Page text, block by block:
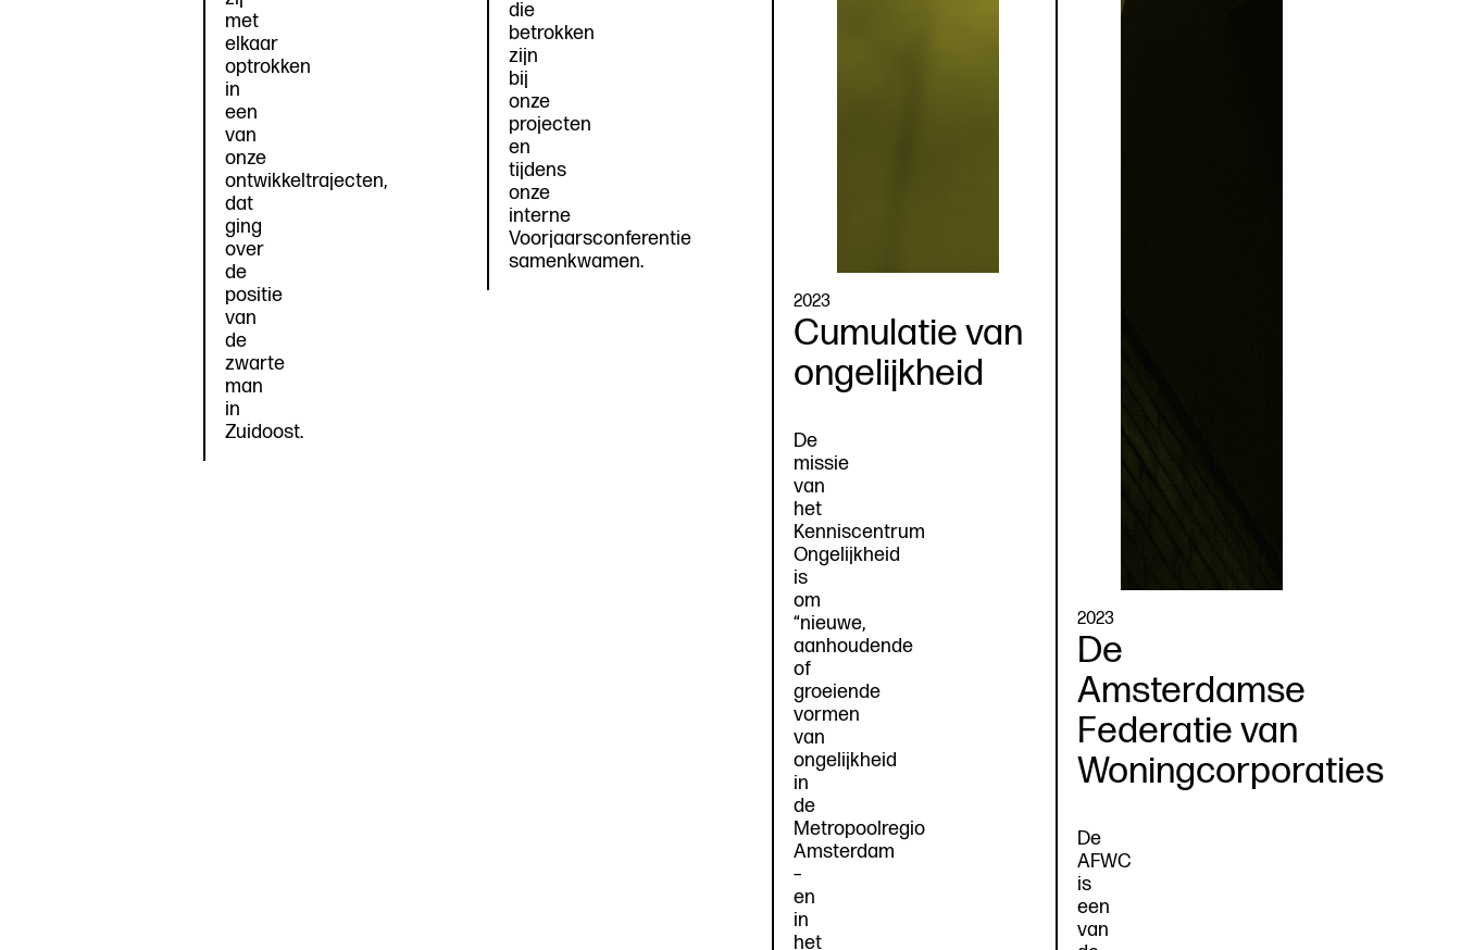
met
elkaar
optrokken
in
een
van
onze
ontwikkeltrajecten,
dat
ging
over
de
positie
van
de
zwarte
man
in
Zuidoost.
die
betrokken
zijn
bij
onze
projecten
en
tijdens
onze
interne
Voorjaarsconferentie
samenkwamen.
2023
Cumulatie van
ongelijkheid
De
missie
van
het
Kenniscentrum
Ongelijkheid
is
om
“nieuwe,
aanhoudende
of
groeiende
vormen
van
ongelijkheid
in
de
Metropoolregio
Amsterdam
–
en
in
het
2023
De
Amsterdamse
Federatie van
Woningcorporaties
De
AFWC
is
een
van